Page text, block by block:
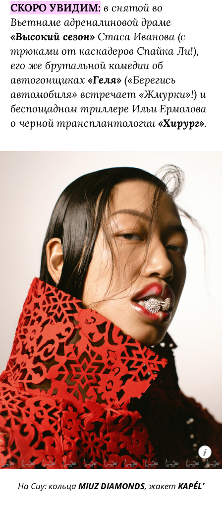
СКОРО УВИДИМ: в снятой во
Вьетнаме адрена­линовой драме
«Высокий сезон» Стаса Иванова (с
трюками от каскадеров Спайка Ли!),
его же брутальной комедии об
автогонщиках «Геля» («Берегись
автомобиля» встречает «Жмурки»!) и
беспощадном триллере Ильи Ермолова
о черной трансплантологии«Хирург».
На Сиу: кольцаMIUZ DIAMONDS, жакет KAPÉL’